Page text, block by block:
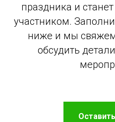
праздника и
участником.
ниже и мы
обсудить